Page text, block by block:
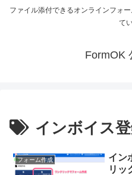
ファイル添付できるオンラインフォ
て
FormOK
インボイス
フォーム作成
イン
リッ